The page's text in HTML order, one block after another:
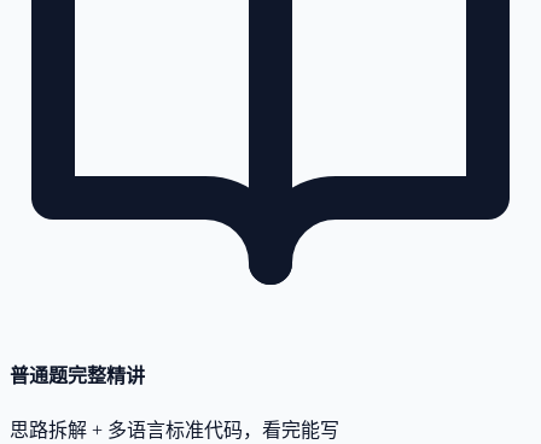
普通题完整精讲
思路拆解 + 多语言标准代码，看完能写